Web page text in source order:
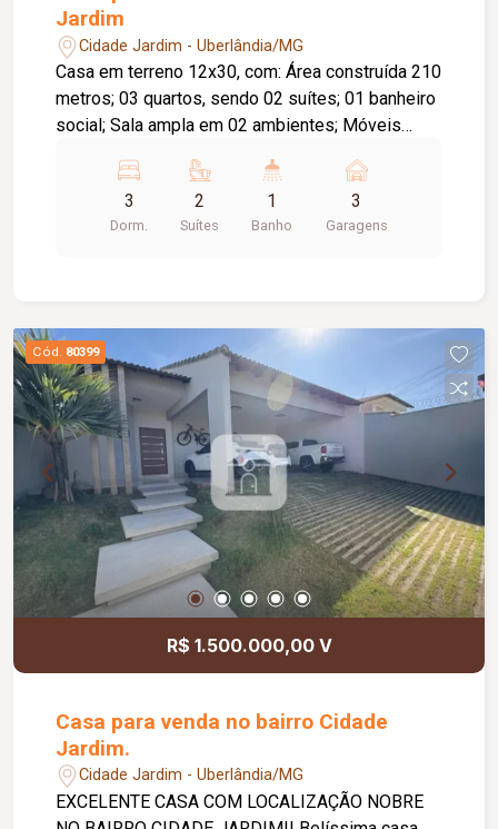
Jardim
Cidade Jardim - Uberlândia/MG
Casa em terreno 12x30, com: Área construída 210
metros; 03 quartos, sendo 02 suítes; 01 banheiro
social; Sala ampla em 02 ambientes; Móveis
armários; Garagem para 03 carros; Área de lazer
ampla; Piscina em L; Quiosque com armários e
churrasqueira; Lavanderia coberta; Lavabo na área
3
Dorm.
2
Suítes
1
Banho
3
Garagens
Cód. 80399
R$ 1.500.000,00 V
Casa para venda no bairro Cidade
Jardim.
Cidade Jardim - Uberlândia/MG
EXCELENTE CASA COM LOCALIZAÇÃO NOBRE